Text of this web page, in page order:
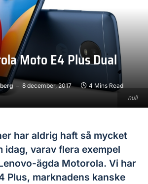
null
Moto E4 Plus Dual
8 december, 2017 4 Mins Read
har aldrig haft så mycket
idag, varav flera exempel
ägda Motorola. Vi har
Plus, marknadens kanske